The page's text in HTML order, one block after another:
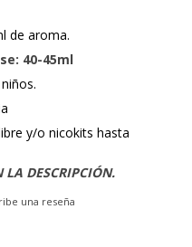
de aroma.
40-45ml
y/o nicokits hasta
LA DESCRIPCIÓN.
una reseña